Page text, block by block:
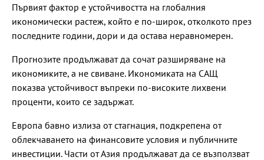
Първият фактор е устойчивостта на глобалния
икономически растеж, който е по-широк, отколкото през
последните години, дори и да остава неравномерен.
Прогнозите продължават да сочат разширяване на
икономиките, а не свиване. Икономиката на САЩ
показва устойчивост въпреки по-високите лихвени
проценти, които се задържат.
Европа бавно излиза от стагнация, подкрепена от
облекчаването на финансовите условия и публичните
инвестиции. Части от Азия продължават да се възползват